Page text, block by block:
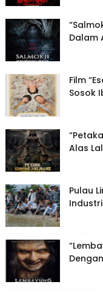
Dalam
Film
Sosok
Alas
Pulau